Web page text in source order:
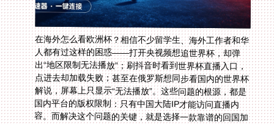
在海外怎么看欧洲杯？相信不少留学生、海外工作者和华
人都有过这样的困惑——打开央视频想追世界杯，却弹
出“地区限制无法播放”；刷抖音时看到世界杯直播入口，
点进去却加载失败；甚至在俄罗斯想同步看国内的世界杯
解说，屏幕上只显示“无法播放”。这些问题的根源，都是
国内平台的版权限制：只有中国大陆IP才能访问直播内
容。而解决这个问题的关键，就是选择一款靠谱的回国加
速器。今天这篇指南，不仅会帮你解决在日本看央视频世
界杯、在韩国看抖音世界杯、在俄罗斯看世界杯直播的问